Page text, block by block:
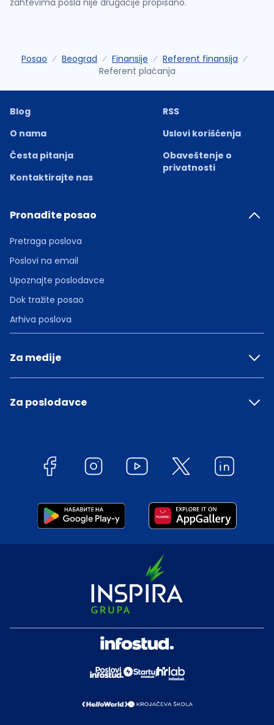
zahtevima posla nije drugačije propisano.
Posao Beograd Finansije
Referent finansija
Referent plaćanja
Blog
O nama
Česta pitanja
Kontaktirajte nas
RSS
Uslovi korišćenja
Obaveštenje o
privatnosti
Pronađite posao
Pretraga poslova
Poslovi na email
Upoznajte poslodavce
Dok tražite posao
Arhiva poslova
Za medije
Za poslodavce